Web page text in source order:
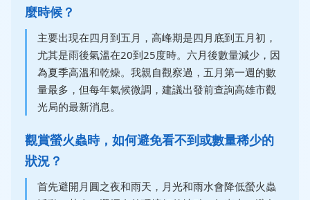
麼時候？
主要出現在四月到五月，高峰期是四月底到五月初，
尤其是雨後氣溫在20到25度時。六月後數量減少，因
為夏季高溫和乾燥。我親自觀察過，五月第一週的數
量最多，但每年氣候微調，建議出發前查詢高雄市觀
光局的最新消息。
觀賞螢火蟲時，如何避免看不到或數量稀少的
狀況？
首先避開月圓之夜和雨天，月光和雨水會降低螢火蟲